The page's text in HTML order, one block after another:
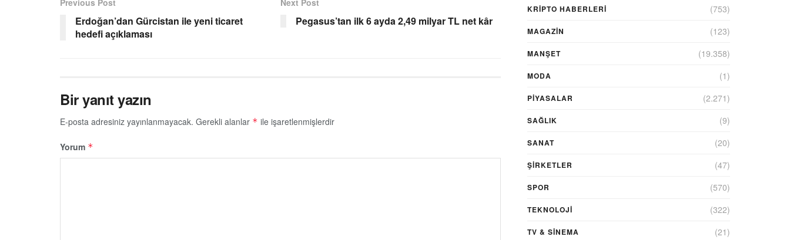
Erdoğan’dan Gürcistan ile yeni ticaret
hedefi açıklaması
Pegasus’tan ilk 6 ayda 2,49 milyar TL net kâr
Bir yanıt yazın
E-posta adresiniz yayınlanmayacak. Gerekli alanlar * ile işaretlenmişlerdir
Yorum *
KRIPTO HABERLERI (753)
MAGAZİN (123)
MANŞET (19.358)
MODA (1)
PİYASALAR (2.271)
SAĞLIK (9)
SANAT (20)
ŞIRKETLER (47)
SPOR (570)
TEKNOLOJİ (322)
TV & SINEMA (21)